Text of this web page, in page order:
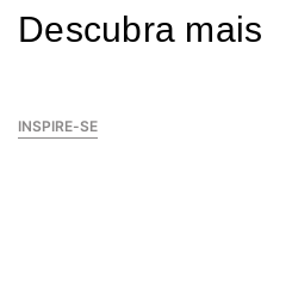
Descubra mais
INSPIRE-SE